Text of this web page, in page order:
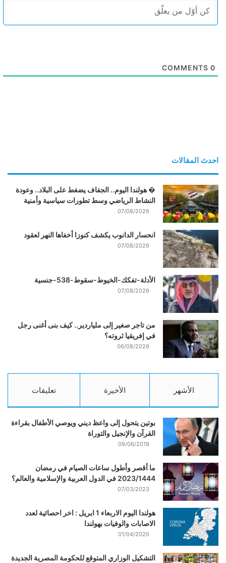
0
احدث المقالات
� هولندا اليوم.. الجفاف يضغط على البلاد.. وعودة
النشاط الرياضي وسط تطورات سياسية وأمنية
07/08/2026
انحسار الدانوب يكشف كنوزا أخفاها النهر لعقود
07/08/2026
الأدلة-تفكك-الخيوط-سقوط-538-جنسية
07/08/2026
من تاجر صغير إلى ملياردير.. كيف بنى أغنى رجل
في إفريقيا ثروته؟
06/08/2026
الأشهر الأخيرة تعليقات
بوتين يتحول إلى واعظ ديني ويوصي الأطفال بقراءة
القرآن والإنجيل والتوراة
09/06/2019
ما أقصر وأطول ساعات الصيام في رمضان
2023/1444 في الدول العربية والإسلامية والعالم؟
07/03/2023
هولندا اليوم الاربعاء 1 ابريل : اخر احصائية لعدد
الاصابات والوفيات بهولندا
01/04/2020
التشكيل الوزاري المتوقع للحكومة المصرية الجديدة